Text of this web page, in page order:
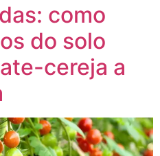
como
do solo
cereja a